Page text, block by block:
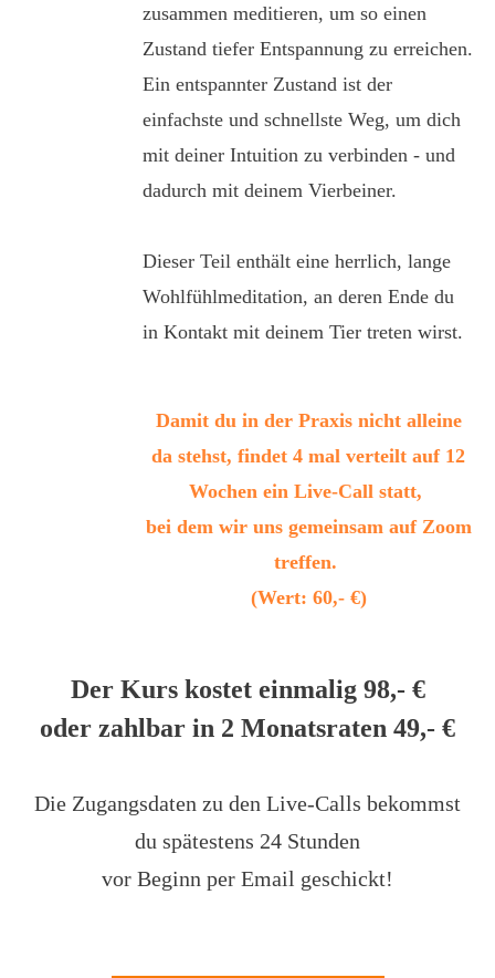
zusammen meditieren, um so einen
Zustand tiefer Entspannung zu erreichen.
Ein entspannter Zustand ist der
einfachste und schnellste Weg, um dich
mit deiner Intuition zu verbinden - und
dadurch mit deinem Vierbeiner.
Dieser Teil enthält eine herrlich, lange
Wohlfühlmeditation, an deren Ende du
in Kontakt mit deinem Tier treten wirst.
Damit du in der Praxis nicht alleine
da stehst, findet 4 mal verteilt auf 12
Wochen ein Live-Call statt,
bei dem wir uns gemeinsam auf Zoom
treffen.
(Wert: 60,- €)
Der Kurs kostet einmalig 98,- €
oder zahlbar in 2 Monatsraten 49,- €
Die Zugangsdaten zu den Live-Calls bekommst
du spätestens 24 Stunden
vor Beginn per Email geschickt!